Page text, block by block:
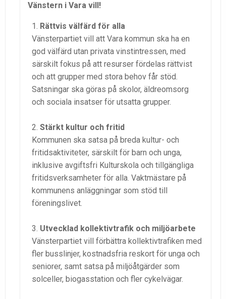
Vänstern i Vara vill!
Rättvis välfärd för alla
Vänsterpartiet vill att Vara kommun ska ha en
god välfärd utan privata vinstintressen, med
särskilt fokus på att resurser fördelas rättvist
och att grupper med stora behov får stöd.
Satsningar ska göras på skolor, äldreomsorg
och sociala insatser för utsatta grupper.
Stärkt kultur och fritid
Kommunen ska satsa på breda kultur- och
fritidsaktiviteter, särskilt för barn och unga,
inklusive avgiftsfri Kulturskola och tillgängliga
fritidsverksamheter för alla. Vaktmästare på
kommunens anläggningar som stöd till
föreningslivet.
Utvecklad kollektivtrafik och miljöarbete
Vänsterpartiet vill förbättra kollektivtrafiken med
fler busslinjer, kostnadsfria reskort för unga och
seniorer, samt satsa på miljöåtgärder som
solceller, biogasstation och fler cykelvägar.